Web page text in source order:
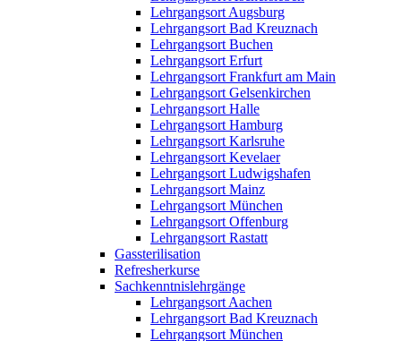
Lehrgangsort Augsburg
Lehrgangsort Bad Kreuznach
Lehrgangsort Buchen
Lehrgangsort Erfurt
Lehrgangsort Frankfurt am Main
Lehrgangsort Gelsenkirchen
Lehrgangsort Halle
Lehrgangsort Hamburg
Lehrgangsort Karlsruhe
Lehrgangsort Kevelaer
Lehrgangsort Ludwigshafen
Lehrgangsort Mainz
Lehrgangsort München
Lehrgangsort Offenburg
Lehrgangsort Rastatt
Gassterilisation
Refresherkurse
Sachkenntnislehrgänge
Lehrgangsort Aachen
Lehrgangsort Bad Kreuznach
Lehrgangsort München